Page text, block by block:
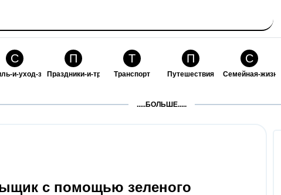
С
и-уход-за-собой
П
Праздники-и-традиции
Т
Транспорт
П
Путешествия
С
Семейная-жизнь
.....БОЛЬШЕ.....
с помощью зеленого